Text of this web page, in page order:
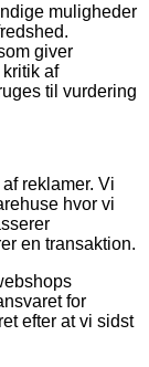
muligheder
giver
af
til vurdering
reklamer. Vi
hvor vi
en transaktion.
for
efter at vi sidst